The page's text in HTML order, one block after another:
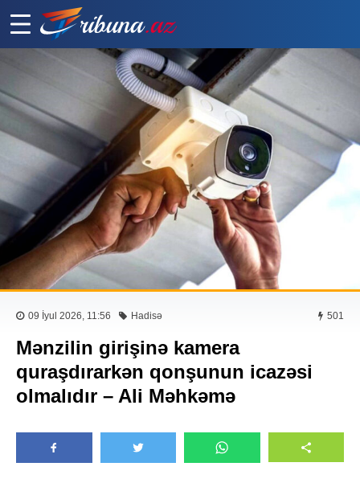
09 İyul 2026, 11:56 Hadisə 501
Mənzilin girişinə kamera
quraşdırarkən qonşunun icazəsi
olmalıdır – Ali Məhkəmə